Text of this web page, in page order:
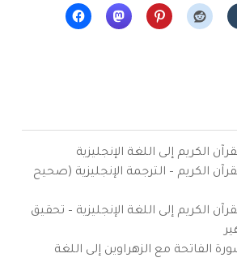
الكريم إلى اللغة الإنجليزية
الكريم – الترجمة الإنجليزية (صحيح
الكريم إلى اللغة الإنجليزية – تحقيق
الفاتحة مع الزهراوين إلى اللغة